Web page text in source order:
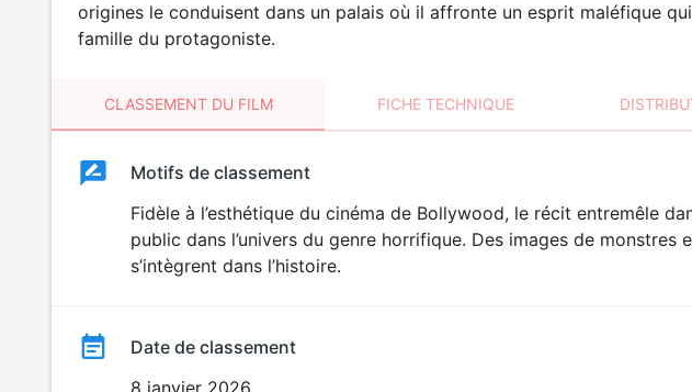
origines le conduisent dans un palais où il affronte un esprit maléfique
famille du protagoniste.
CLASSEMENT DU FILM FICHE TECHNIQUE
ClassementClassement
Motifs de classement
Fidèle à l’esthétique du cinéma de Bollywood, le récit entremêle
public dans l’univers du genre horrifique. Des images de monstres
s’intègrent dans l’histoire.
Date de classement
8 janvier 2026